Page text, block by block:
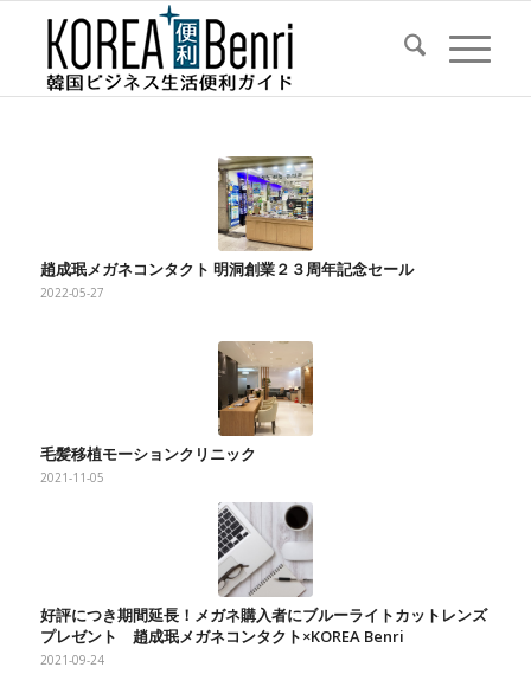
趙成珉メガネコンタクト 明洞創業２３周年記念セール
2022-05-27
毛髪移植モーションクリニック
2021-11-05
好評につき期間延長！メガネ購入者にブルーライトカットレンズ
プレゼント 趙成珉メガネコンタクト×KOREA Benri
2021-09-24